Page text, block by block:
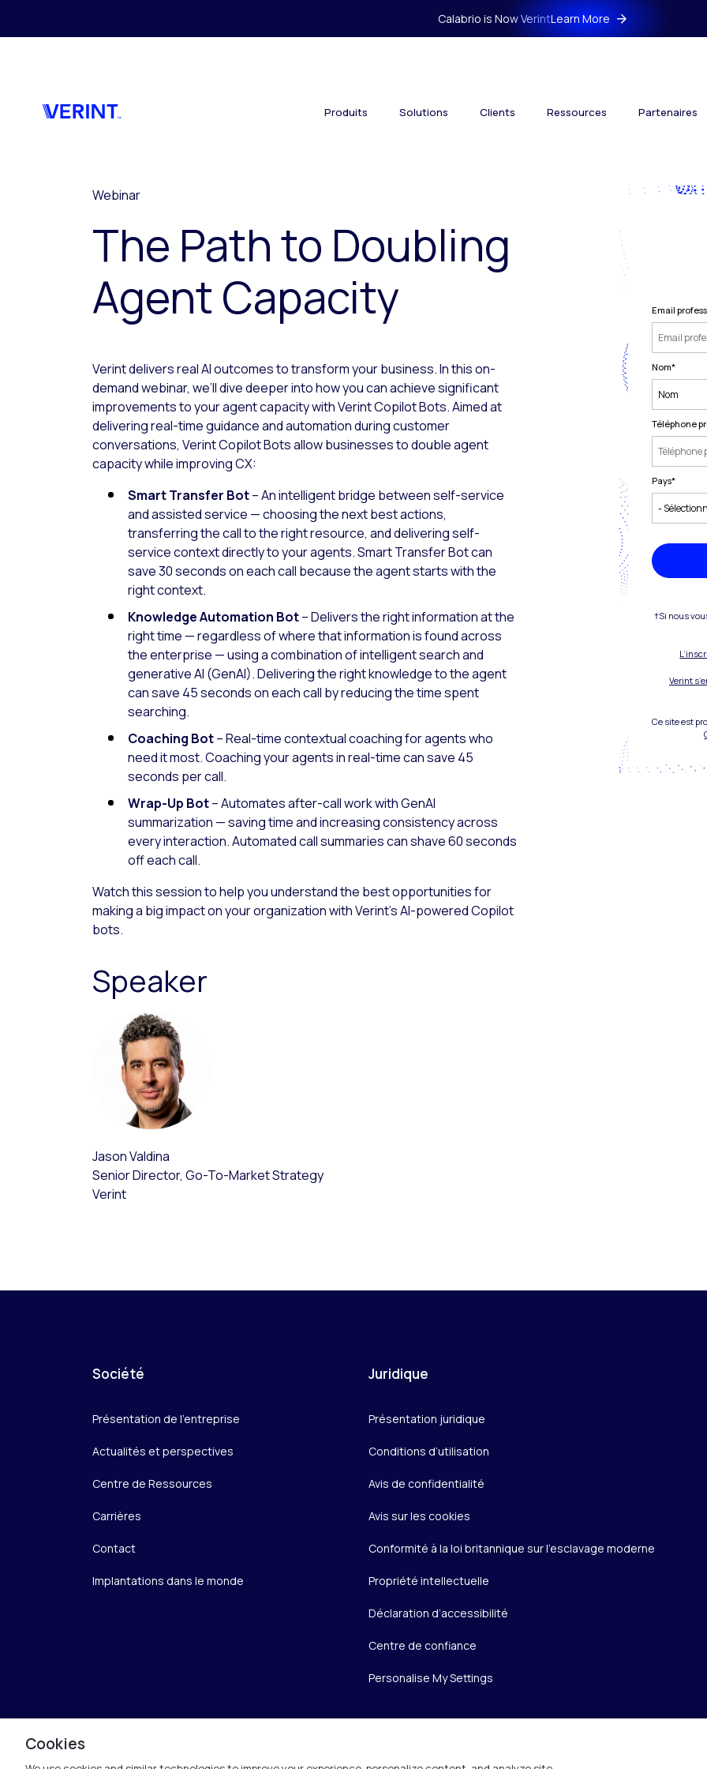
Calabrio is Now VerintLearn More
Produits Solutions Clients Ressources Partenaires
Webinar
The Path to Doubling
Agent Capacity
Verint delivers real AI outcomes to transform your business. In this on-
demand webinar, we’ll dive deeper into how you can achieve significant
improvements to your agent capacity with Verint Copilot Bots. Aimed at
delivering real-time guidance and automation during customer
conversations, Verint Copilot Bots allow businesses to double agent
capacity while improving CX:
Smart Transfer Bot– An intelligent bridge between self-service
and assisted service — choosing the next best actions,
transferring the call to the right resource, and delivering self-
service context directly to your agents. Smart Transfer Bot can
save 30 seconds on each call because the agent starts with the
right context.
Knowledge Automation Bot– Delivers the right information at the
right time — regardless of where that information is found across
the enterprise — using a combination of intelligent search and
generative AI (GenAI). Delivering the right knowledge to the agent
can save 45 seconds on each call by reducing the time spent
searching.
Coaching Bot– Real-time contextual coaching for agents who
need it most. Coaching your agents in real-time can save 45
seconds per call.
Wrap-Up Bot– Automates after-call work with GenAI
summarization — saving time and increasing consistency across
every interaction. Automated call summaries can shave 60 seconds
off each call.
Watch this session to help you understand the best opportunities for
making a big impact on your organization with Verint’s AI-powered Copilot
bots.
Speaker
Jason Valdina
Senior Director, Go-To-Market Strategy
Verint
Email
Nom*
Téléphone
Pays*
†Si nous
Verint
Ce site est
Société
Présentation de l’entreprise
Actualités et perspectives
Centre de Ressources
Carrières
Contact
Implantations dans le monde
Juridique
Présentation juridique
Conditions d’utilisation
Avis de confidentialité
Avis sur les cookies
Conformité à la loi britannique sur l’esclavage moderne
Propriété intellectuelle
Déclaration d’accessibilité
Centre de confiance
Personalise My Settings
Cookies